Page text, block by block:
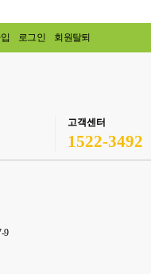
로그인 회원탈퇴
고객센터
1522-3492
9